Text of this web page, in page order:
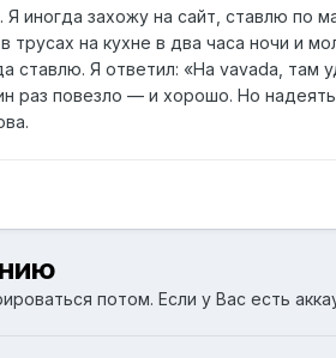
иногда захожу на сайт, ставлю по
трусах на кухне в два часа ночи и
ставлю. Я ответил: «На vavada,
раз повезло — и хорошо. Но
потом. Если у Вас есть